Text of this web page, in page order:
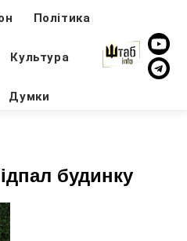
Політика
Культура
Думки
будинку